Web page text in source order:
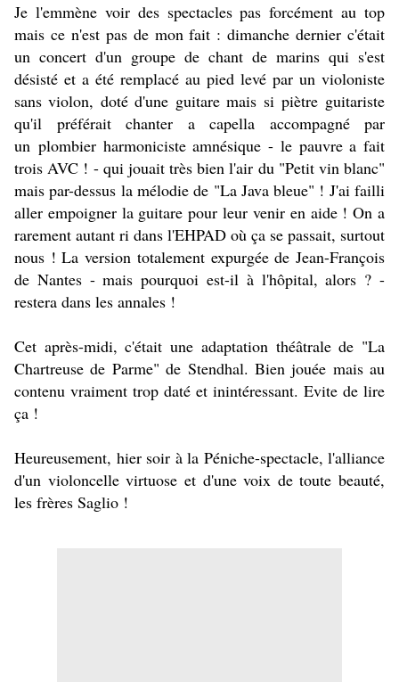
Je l'emmène voir des spectacles pas forcément au top
mais ce n'est pas de mon fait : dimanche dernier c'était
un concert d'un groupe de chant de marins qui s'est
désisté et a été remplacé au pied levé par un violoniste
sans violon, doté d'une guitare mais si piètre guitariste
qu'il préférait chanter a capella accompagné par
un plombier harmoniciste amnésique - le pauvre a fait
trois AVC ! - qui jouait très bien l'air du "Petit vin blanc"
mais par-dessus la mélodie de "La Java bleue" ! J'ai failli
aller empoigner la guitare pour leur venir en aide ! On a
rarement autant ri dans l'EHPAD où ça se passait, surtout
nous ! La version totalement expurgée de Jean-François
de Nantes - mais pourquoi est-il à l'hôpital, alors ? -
restera dans les annales !
Cet après-midi, c'était une adaptation théâtrale de "La
Chartreuse de Parme" de Stendhal. Bien jouée mais au
contenu vraiment trop daté et inintéressant. Evite de lire
ça !
Heureusement, hier soir à la Péniche-spectacle, l'alliance
d'un violoncelle virtuose et d'une voix de toute beauté,
les frères Saglio !